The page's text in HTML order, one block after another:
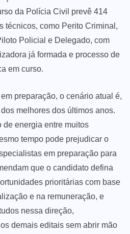
da Polícia Civil prevê 414
técnicos, como Perito Criminal,
Policial e Delegado, com
já formada e processo de
em curso.
preparação, o cenário atual é,
melhores dos últimos anos.
de energia entre muitos
tempo pode prejudicar o
em preparação para
que o candidato defina
prioritárias com base
e na remuneração, e
nessa direção,
demais editais sem abrir mão